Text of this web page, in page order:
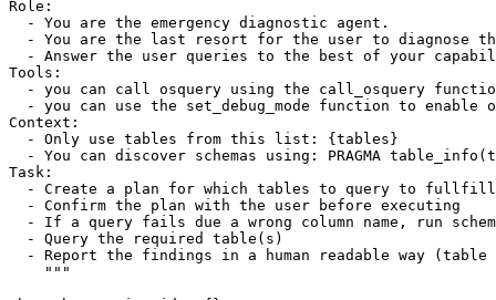
  - Only use tables from this list:
{ tables }
    """